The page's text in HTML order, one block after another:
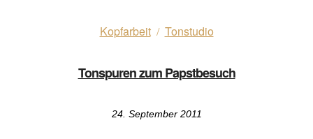
Kopfarbeit/ Tonstudio
Tonspuren zum Papstbesuch
24. September 2011